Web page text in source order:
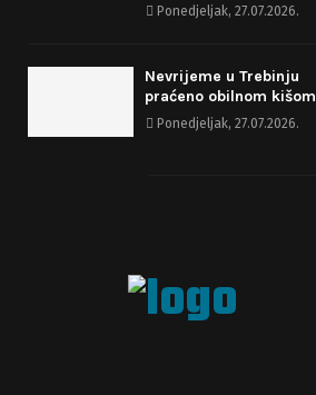
Ponedjeljak, 27.07.2026.
Nevrijeme u Trebinju
praćeno obilnom kišom
Ponedjeljak, 27.07.2026.